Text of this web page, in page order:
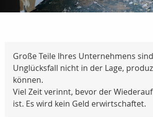
Große Teile Ihres Unternehmens
Unglücksfall nicht in der Lage,
können.
Viel Zeit verinnt, bevor der
ist. Es wird kein Geld erwirtschaftet.